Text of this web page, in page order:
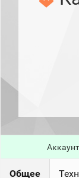
игроков
Статистика
Общее